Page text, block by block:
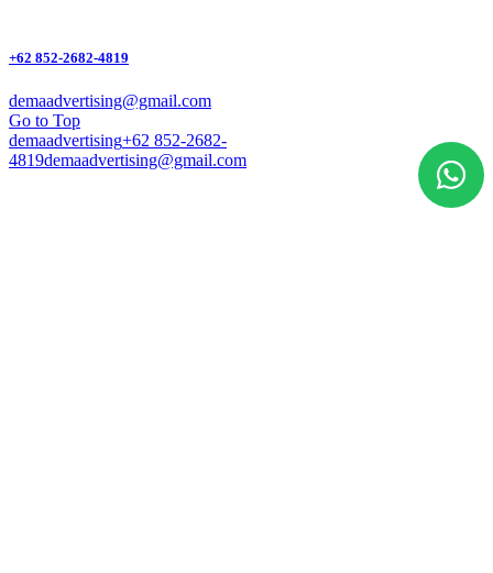
+62 852-2682-4819
demaadvertising@gmail.com
Go to Top
demaadvertising+62 852-2682-
4819demaadvertising@gmail.com